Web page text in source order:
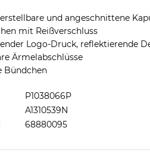
und angeschnittene
mit Reißverschluss
Logo-Druck, reflektierende
Ärmelabschlüsse
Bündchen
P1038066P
A1310539N
68880095